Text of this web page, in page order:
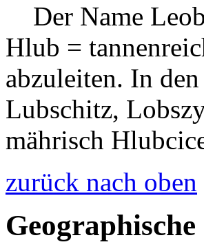
Der Name
Hlub =
abzuleiten. In
Lubschitz,
mährisch
zurück nach oben